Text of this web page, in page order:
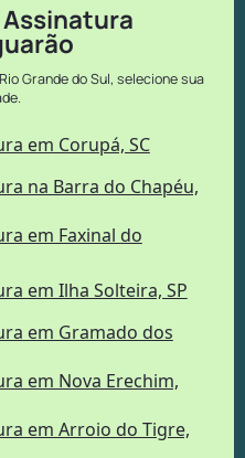
Grande do Sul, selecione sua
em Corupá, SC
na Barra do Chapéu,
em Faxinal do
em Ilha Solteira, SP
em Gramado dos
em Nova Erechim,
em Arroio do Tigre,